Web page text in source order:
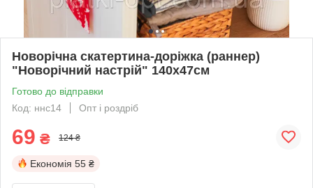
Новорічна скатертина-доріжка (раннер)
"Новорічний настрій" 140х47см
Готово до відправки
Код: ннс14
Опт і роздріб
69 ₴ 124 ₴
Економія 55 ₴